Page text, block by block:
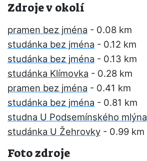
Zdroje v okolí
pramen bez jména - 0.08 km
studánka bez jména - 0.12 km
studánka bez jména - 0.13 km
studánka Klímovka - 0.28 km
pramen bez jména - 0.41 km
studánka bez jména - 0.81 km
studna U Podsemínského mlýna
studánka U Žehrovky - 0.99 km
Foto zdroje